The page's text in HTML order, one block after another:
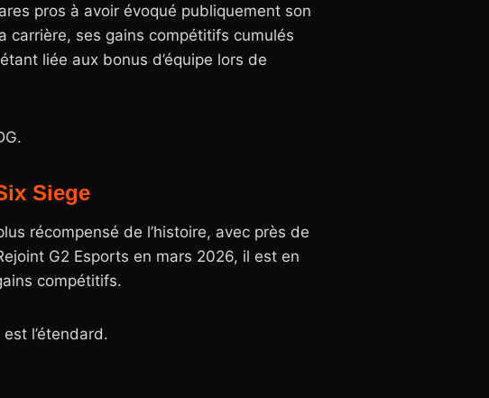
pros à avoir évoqué publiquement son
carrière, ses gains compétitifs cumulés
liée aux bonus d’équipe lors de
Siege
récompensé de l’histoire, avec près de
G2 Esports en mars 2026, il est en
compétitifs.
l’étendard.